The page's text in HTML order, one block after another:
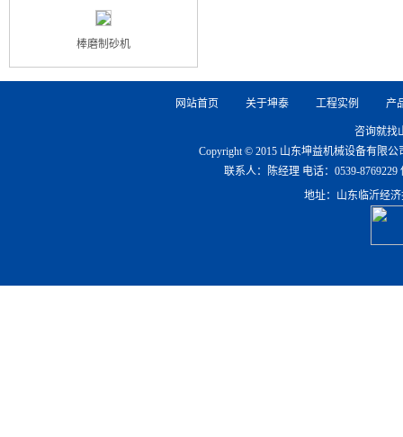
棒磨制砂机
网站首页 关于坤泰 工程实例 产
咨询就找
Copyright © 2015 山东坤益机械设备有限
联系人：陈经理 电话：0539-8769229
地址：山东临沂经